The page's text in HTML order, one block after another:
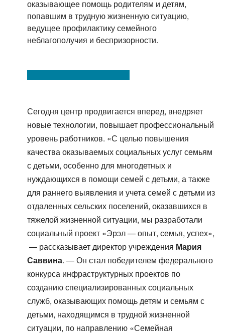
оказывающее помощь родителям и детям,
попавшим в трудную жизненную ситуацию,
ведущее профилактику семейного
неблагополучия и беспризорности.
Сегодня центр продвигается вперед, внедряет
новые технологии, повышает профессиональный
уровень работников. «С целью повышения
качества оказываемых социальных услуг семьям
с детьми, особенно для многодетных и
нуждающихся в помощи семей с детьми, а также
для раннего выявления и учета семей с детьми из
отдаленных сельских поселений, оказавшихся в
тяжелой жизненной ситуации, мы разработали
социальный проект «Эрэл — опыт, семья, успех»,
— рассказывает директор учреждения Мария
Саввина. — Он стал победителем федерального
конкурса инфраструктурных проектов по
созданию специализированных социальных
служб, оказывающих помощь детям и семьям с
детьми, находящимся в трудной жизненной
ситуации, по направлению «Семейная